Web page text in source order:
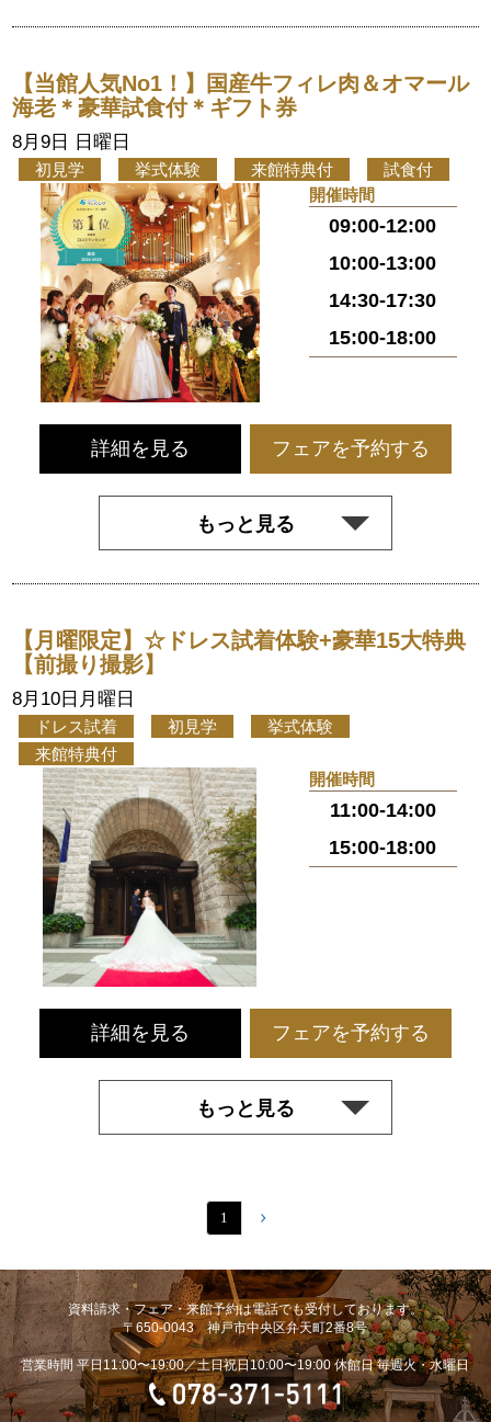
【当館人気No1！】国産牛フィレ肉＆オマール
海老＊豪華試食付＊ギフト券
8月9日 日曜日
初見学 挙式体験 来館特典付
試食付
開催時間
09:00-12:00
10:00-13:00
14:30-17:30
15:00-18:00
詳細を見る フェアを予約する
もっと見る
【月曜限定】☆ドレス試着体験+豪華15大特典
【前撮り撮影】
8月10日月曜日
ドレス試着 初見学
挙式体験
来館特典付
開催時間
11:00-14:00
15:00-18:00
詳細を見る フェアを予約する
もっと見る
1
資料請求・フェア・来館予約は電話でも受付しております。
〒650-0043 神戸市中央区弁天町2番8号
営業時間 平日11:00〜19:00／土日祝日10:00〜19:00 休館日 毎週火・水曜日